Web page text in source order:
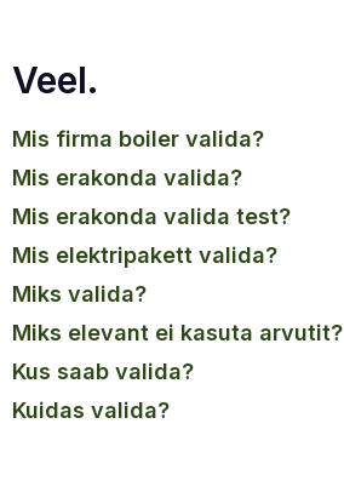
Veel.
mis firma boiler valida?
mis erakonda valida?
mis erakonda valida test?
mis elektripakett valida?
miks valida?
miks elevant ei kasuta arvutit?
kus saab valida?
kuidas valida?